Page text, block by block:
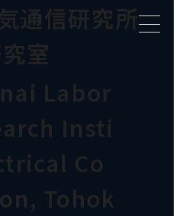
通信研究所
室
Labor
Insti
Co
Tohok